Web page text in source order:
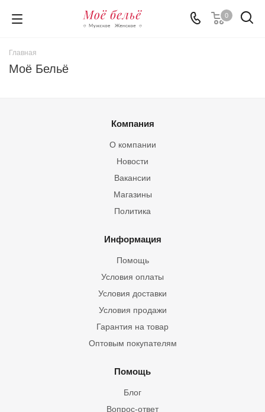
0
Главная
Моё Бельё
Компания
О компании
Новости
Вакансии
Магазины
Политика
Информация
Помощь
Условия оплаты
Условия доставки
Условия продажи
Гарантия на товар
Оптовым покупателям
Помощь
Блог
Вопрос-ответ